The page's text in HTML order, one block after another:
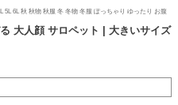
6L 秋 秋物 秋服 冬 冬物 冬服 ぽっちゃり ゆったり お腹
大人顔 サロペット | 大きいサイズ